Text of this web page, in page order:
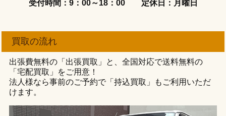
受付時間：9：00～18：00 定休日：月曜日
買取の流れ
出張費無料の「出張買取」と、全国対応で送料無料の
「宅配買取」をご用意！
法人様なら事前のご予約で「持込買取」もご利用いただ
けます。